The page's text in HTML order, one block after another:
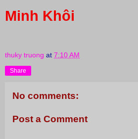
Minh Khôi
thuky truong at 7:10 AM
Share
No comments:
Post a Comment